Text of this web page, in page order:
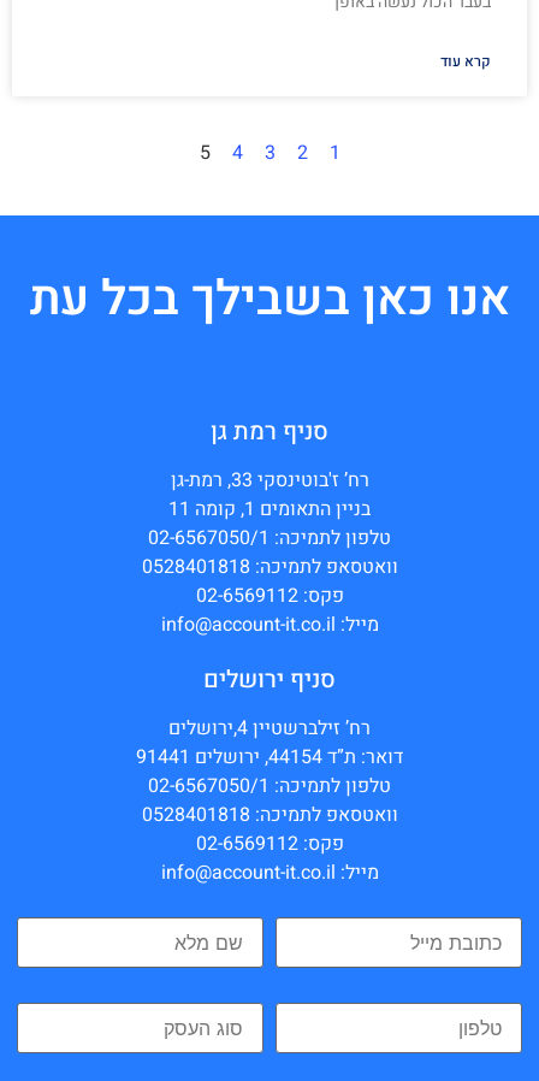
קרא עוד
1
2
3
4
5
אנו כאן בשבילך בכל עת
סניף רמת גן
רח’ ז'בוטינסקי 33, רמת-גן
בניין התאומים 1, קומה 11
טלפון לתמיכה: 02-6567050/1
וואטסאפ לתמיכה: 0528401818
פקס: 02-6569112
מייל: info@account-it.co.il
סניף ירושלים
רח’ זילברשטיין 4,ירושלים
דואר: ת”ד 44154, ירושלים 91441
טלפון לתמיכה: 02-6567050/1
וואטסאפ לתמיכה: 0528401818
פקס: 02-6569112
מייל: info@account-it.co.il